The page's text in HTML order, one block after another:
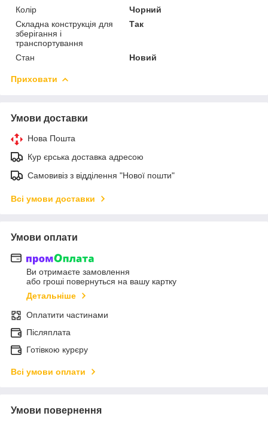
Колір
Чорний
Складна конструкція для
зберігання і
транспортування
Так
Стан Новий
Приховати
Умови доставки
Нова Пошта
Кур єрська доставка адресою
Самовивіз з відділення "Нової пошти"
Всі умови доставки
Умови оплати
Ви отримаєте замовлення
або гроші повернуться на вашу картку
Детальніше
Оплатити частинами
Післяплата
Готівкою курєру
Всі умови оплати
Умови повернення